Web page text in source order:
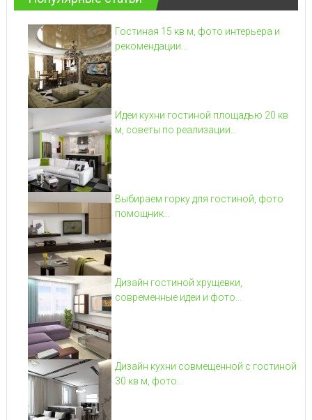
Гостиная 15 кв м, фото интерьера и
рекомендации...
Идеи кухни гостиной площадью 20 кв
м, советы по реализации...
Выбираем горку для гостиной, фото
помощник...
Дизайн гостиной хрущевки,
современные идеи и фото...
Дизайн кухни совмещенной с гостиной
30 кв м, фото...